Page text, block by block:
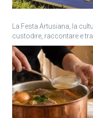
La Festa Artusiana, la
custodire, raccontare e